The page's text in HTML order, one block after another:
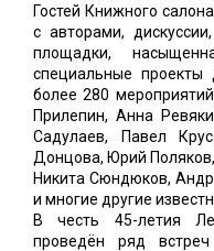
Гостей Книжного
с авторами,
площадки,
специальные проекты
более 280
Прилепин, Анна
Садулаев, Павел
Донцова, Юрий
Никита Сюндюков,
и многие другие
В честь 45-летия
проведён ряд